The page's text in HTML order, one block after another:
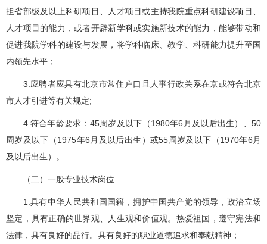
担省部级及以上科研项目、人才项目或主持我院重点科研建设项目、
人才项目的能力，或者开辟新学科或实施新技术的能力，能够带动和
促进我院学科的建设与发展，将学科临床、教学、科研能力提升至国
内领先水平；
3.应聘者应具有北京市常住户口且人事行政关系在京或符合北京
市人才引进等有关规定;
4.符合年龄要求：45周岁及以下（1980年6月及以后出生）、50
周岁及以下（1975年6月及以后出生）或55周岁及以下（1970年6月
及以后出生）。
（二）一般专业技术岗位
1.具有中华人民共和国国籍，拥护中国共产党的领导，政治立场
坚定，具有正确的世界观、人生观和价值观。热爱祖国，遵守宪法和
法律，具有良好的品行。具有良好的职业道德追求和奉献精神；